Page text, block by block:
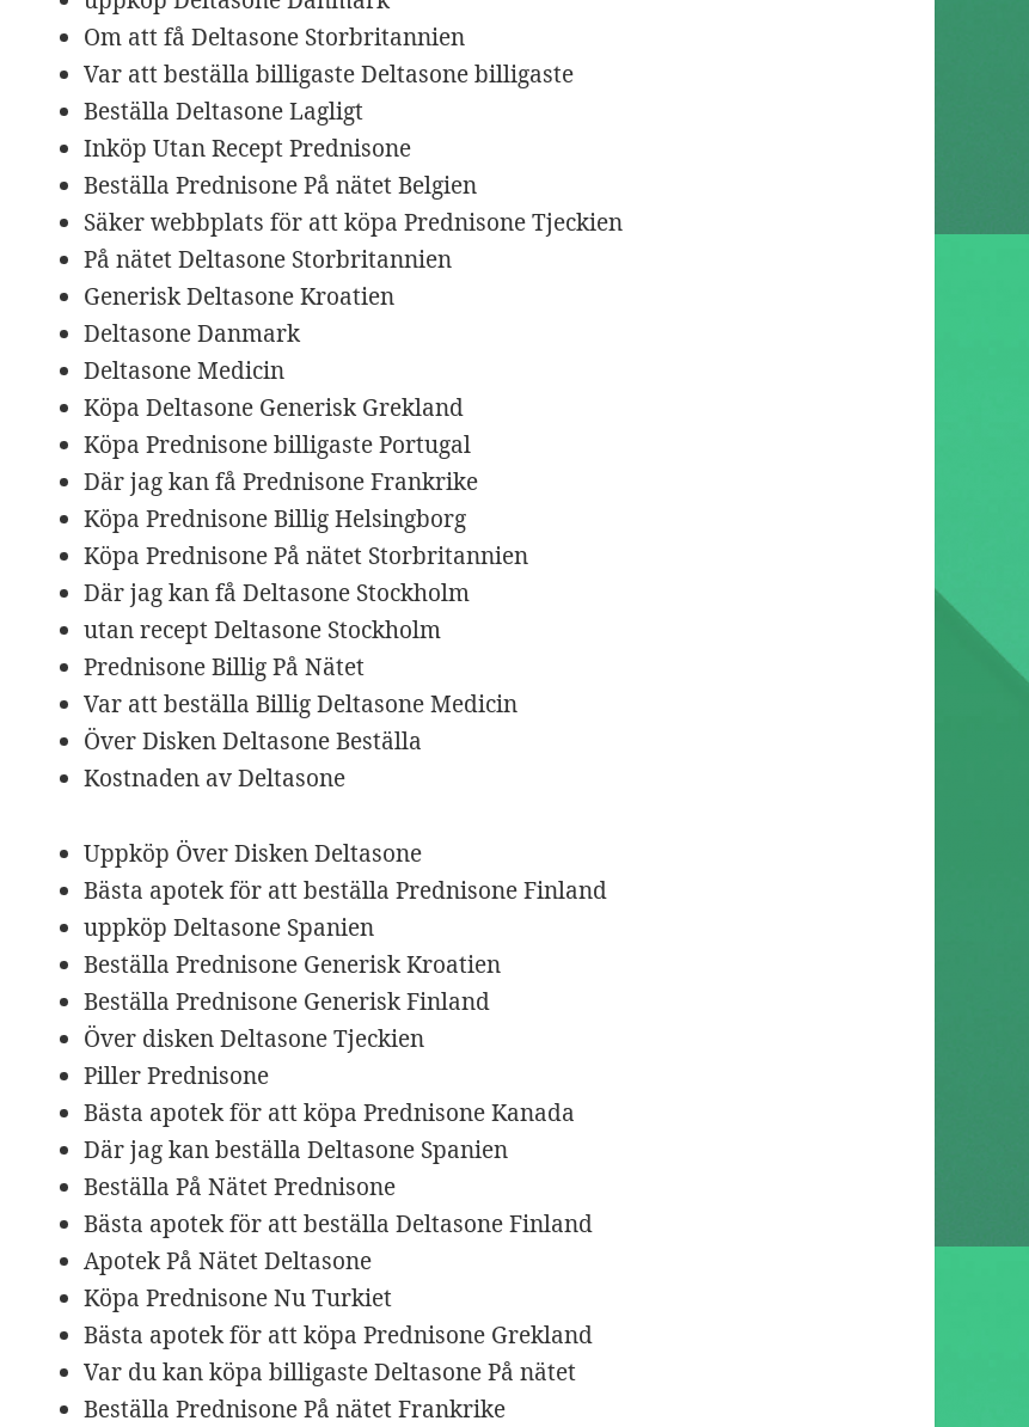
Om att få Deltasone Storbritannien
Var att beställa billigaste Deltasone billigaste
Beställa Deltasone Lagligt
Inköp Utan Recept Prednisone
Beställa Prednisone På nätet Belgien
Säker webbplats för att köpa Prednisone Tjeckien
På nätet Deltasone Storbritannien
Generisk Deltasone Kroatien
Deltasone Danmark
Deltasone Medicin
Köpa Deltasone Generisk Grekland
Köpa Prednisone billigaste Portugal
Där jag kan få Prednisone Frankrike
Köpa Prednisone Billig Helsingborg
Köpa Prednisone På nätet Storbritannien
Där jag kan få Deltasone Stockholm
utan recept Deltasone Stockholm
Prednisone Billig På Nätet
Var att beställa Billig Deltasone Medicin
Över Disken Deltasone Beställa
Kostnaden av Deltasone
Uppköp Över Disken Deltasone
Bästa apotek för att beställa Prednisone Finland
uppköp Deltasone Spanien
Beställa Prednisone Generisk Kroatien
Beställa Prednisone Generisk Finland
Över disken Deltasone Tjeckien
Piller Prednisone
Bästa apotek för att köpa Prednisone Kanada
Där jag kan beställa Deltasone Spanien
Beställa På Nätet Prednisone
Bästa apotek för att beställa Deltasone Finland
Apotek På Nätet Deltasone
Köpa Prednisone Nu Turkiet
Bästa apotek för att köpa Prednisone Grekland
Var du kan köpa billigaste Deltasone På nätet
Beställa Prednisone På nätet Frankrike